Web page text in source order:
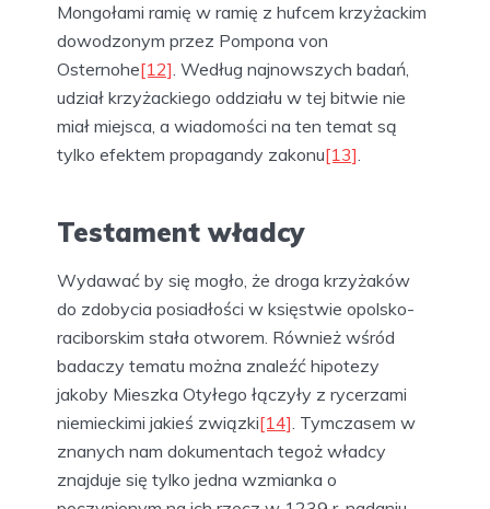
Mongołami ramię w ramię z hufcem krzyżackim
dowodzonym przez Pompona von
Osternohe[12]. Według najnowszych badań,
udział krzyżackiego oddziału w tej bitwie nie
miał miejsca, a wiadomości na ten temat są
tylko efektem propagandy zakonu[13].
Testament władcy
Wydawać by się mogło, że droga krzyżaków
do zdobycia posiadłości w księstwie opolsko-
raciborskim stała otworem. Również wśród
badaczy tematu można znaleźć hipotezy
jakoby Mieszka Otyłego łączyły z rycerzami
niemieckimi jakieś związki[14]. Tymczasem w
znanych nam dokumentach tegoż władcy
znajduje się tylko jedna wzmianka o